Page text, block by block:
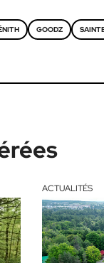
GOODZ
ACTUALITÉS